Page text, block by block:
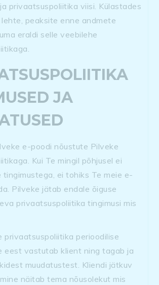
privaatsuspoliitika viisi. Külastades
peaksite enne andmete
eraldi selle veebilehe
JA
e-poodi nõustute Pilveke
Kui Te mingil põhjusel ei
tingimustega, ei tohiks Te meie e-
Pilveke jätab endale õiguse
privaatsuspoliitika tingimusi mis
privaatsuspoliitika perioodilise
eest vastutab klient ning tagab ja
muudatustest. Kliendi jätkuv
näitab tema nõusolekut mis